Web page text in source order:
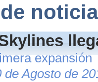
expansión
de Agosto de